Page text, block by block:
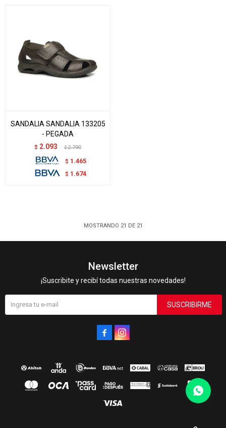
SANDALIA SANDALIA 133205
- PEGADA
$ 2.093 $ 2.790
$ 1.465
$ 1.674
MOSTRANDO 21 DE 21
Newsletter
¡Suscribite y recibí todas nuestras novedades!
SUSCRIBIRME
 